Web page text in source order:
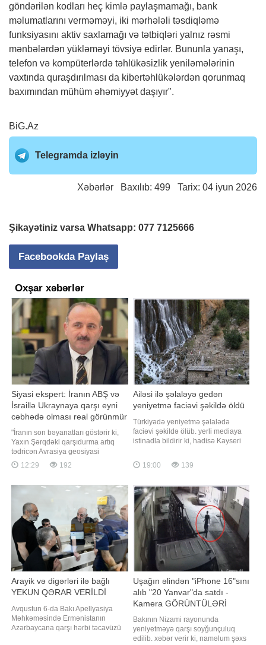
göndərilən kodları heç kimlə paylaşmamağı, bank
məlumatlarını verməməyi, iki mərhələli təsdiqləmə
funksiyasını aktiv saxlamağı və tətbiqləri yalnız rəsmi
mənbələrdən yükləməyi tövsiyə edirlər. Bununla yanaşı,
telefon və kompüterlərdə təhlükəsizlik yeniləmələrinin
vaxtında quraşdırılması da kibertəhlükələrdən qorunmaq
baxımından mühüm əhəmiyyət daşıyır".
BiG.Az
Telegramda izləyin
Xəbərlər Baxılıb: 499 Tarix: 04 iyun 2026
Şikayətiniz varsa Whatsapp: 077 7125666
Facebookda Paylaş
Oxşar xəbərlər
Siyasi ekspert: İranın ABŞ və
İsraillə Ukraynaya qarşı eyni
cəbhədə olması real görünmür
"İranın son bəyanatları göstərir ki,
Yaxın Şərqdəki qarşıdurma artıq
tədricən Avrasiya geosiyasi
məkanına da sirayət edir.
Ukraynanın İranın hərbi-logistika
Qərblə hərbi-texnoloji əməkdaşlığı
Tehranda ciddi narahatlıq doğurur.
Buna görə də İranın sərt ritorikay
12:29 192
Ailəsi ilə şəlaləyə gedən
yeniyetmə faciəvi şəkildə öldü
Türkiyədə yeniyetmə şəlalədə
faciəvi şəkildə ölüb. yerli mediaya
istinadla bildirir ki, hadisə Kayseri
baş verib. Məlumata görə, ailəsi ilə
birlikdə rayon ərazisində yerləşən
yaşlı Ela Nur Ç. Cənub Şəlaləsində
tarazlığını itirərək suya düşüb
19:00 139
Arayik və digərləri ilə bağlı
YEKUN QƏRAR VERİLDİ
Avqustun 6-da Bakı Apellyasiya
Məhkəməsində Ermənistanın
Azərbaycana qarşı hərbi təcavüzü
Uşağın əlindən "iPhone 16"sını
alıb "20 Yanvar"da satdı -
Kamera GÖRÜNTÜLƏRİ
Bakının Nizami rayonunda
yeniyetməyə qarşı soyğunçuluq
edilib. xəbər verir ki, naməlum şəxs